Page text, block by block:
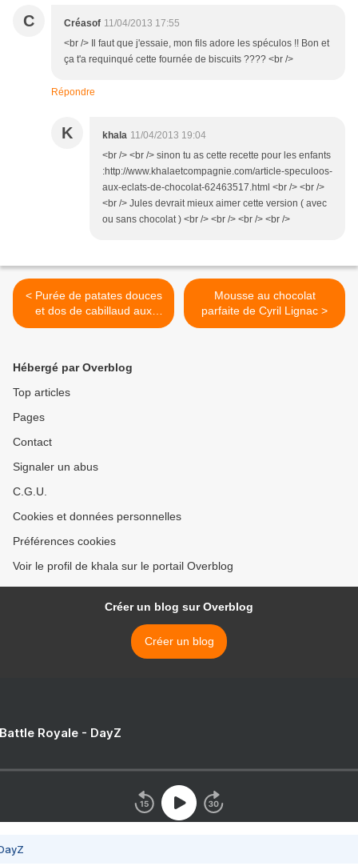
C Créasof 11/04/2013 17:55
<br /> Il faut que j'essaie, mon fils adore les spéculos !! Bon et
ça t'a requinqué cette fournée de biscuits ???? <br />
Répondre
K khala 11/04/2013 19:04
<br /> <br /> sinon tu as cette recette pour les enfants
:http://www.khalaetcompagnie.com/article-speculoos-
aux-eclats-de-chocolat-62463517.html <br /> <br />
<br /> Jules devrait mieux aimer cette version ( avec
ou sans chocolat ) <br /> <br /> <br /> <br />
< Purée de patates douces
et dos de cabillaud aux
épices_IGbas
Mousse au chocolat
parfaite de Cyril Lignac >
Hébergé par Overblog
Top articles
Pages
Contact
Signaler un abus
C.G.U.
Cookies et données personnelles
Préférences cookies
Voir le profil de khala sur le portail Overblog
Créer un blog sur Overblog
Créer un blog
Royale - DayZ